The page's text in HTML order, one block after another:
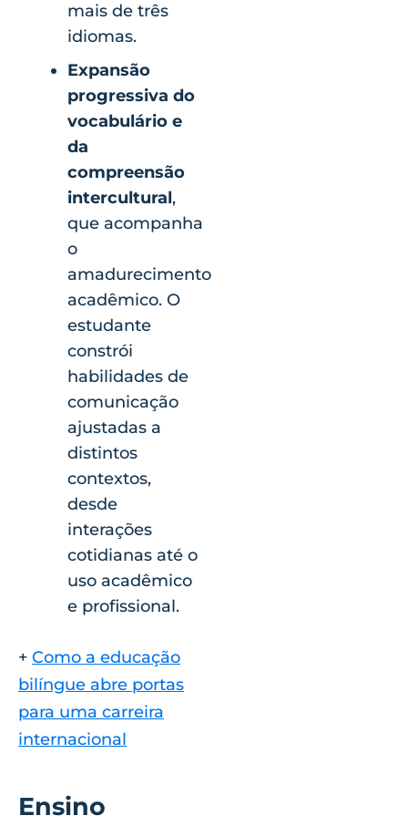
mais de três
idiomas.
Expansão
progressiva do
vocabulário e
da
compreensão
intercultural,
que acompanha
o
amadurecimento
acadêmico. O
estudante
constrói
habilidades de
comunicação
ajustadas a
distintos
contextos,
desde
interações
cotidianas até o
uso acadêmico
e profissional.
+ Como a educação
bilíngue abre portas
para uma carreira
internacional
Ensino